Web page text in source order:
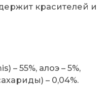
красителей и
– 55%, алоэ – 5%,
– 0,04%.